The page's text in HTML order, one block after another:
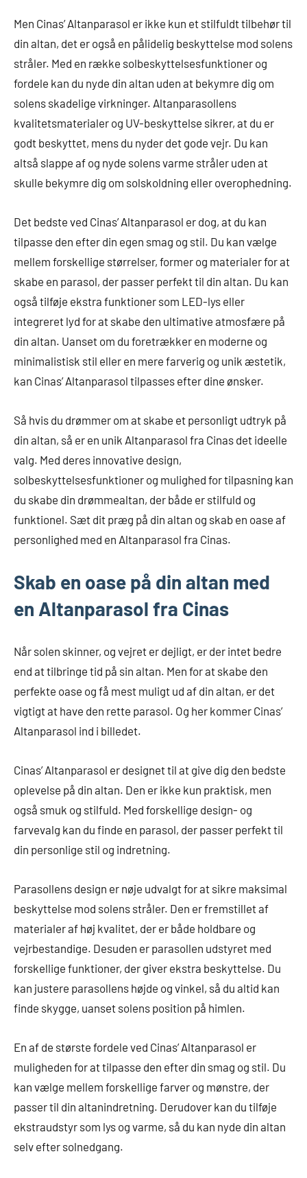
Men Cinas’ Altanparasol er ikke kun et stilfuldt tilbehør til
din altan, det er også en pålidelig beskyttelse mod solens
stråler. Med en række solbeskyttelsesfunktioner og
fordele kan du nyde din altan uden at bekymre dig om
solens skadelige virkninger. Altanparasollens
kvalitetsmaterialer og UV-beskyttelse sikrer, at du er
godt beskyttet, mens du nyder det gode vejr. Du kan
altså slappe af og nyde solens varme stråler uden at
skulle bekymre dig om solskoldning eller overophedning.
Det bedste ved Cinas’ Altanparasol er dog, at du kan
tilpasse den efter din egen smag og stil. Du kan vælge
mellem forskellige størrelser, former og materialer for at
skabe en parasol, der passer perfekt til din altan. Du kan
også tilføje ekstra funktioner som LED-lys eller
integreret lyd for at skabe den ultimative atmosfære på
din altan. Uanset om du foretrækker en moderne og
minimalistisk stil eller en mere farverig og unik æstetik,
kan Cinas’ Altanparasol tilpasses efter dine ønsker.
Så hvis du drømmer om at skabe et personligt udtryk på
din altan, så er en unik Altanparasol fra Cinas det ideelle
valg. Med deres innovative design,
solbeskyttelsesfunktioner og mulighed for tilpasning kan
du skabe din drømmealtan, der både er stilfuld og
funktionel. Sæt dit præg på din altan og skab en oase af
personlighed med en Altanparasol fra Cinas.
Skab en oase på din altan med
en Altanparasol fra Cinas
Når solen skinner, og vejret er dejligt, er der intet bedre
end at tilbringe tid på sin altan. Men for at skabe den
perfekte oase og få mest muligt ud af din altan, er det
vigtigt at have den rette parasol. Og her kommer Cinas’
Altanparasol ind i billedet.
Cinas’ Altanparasol er designet til at give dig den bedste
oplevelse på din altan. Den er ikke kun praktisk, men
også smuk og stilfuld. Med forskellige design- og
farvevalg kan du finde en parasol, der passer perfekt til
din personlige stil og indretning.
Parasollens design er nøje udvalgt for at sikre maksimal
beskyttelse mod solens stråler. Den er fremstillet af
materialer af høj kvalitet, der er både holdbare og
vejrbestandige. Desuden er parasollen udstyret med
forskellige funktioner, der giver ekstra beskyttelse. Du
kan justere parasollens højde og vinkel, så du altid kan
finde skygge, uanset solens position på himlen.
En af de største fordele ved Cinas’ Altanparasol er
muligheden for at tilpasse den efter din smag og stil. Du
kan vælge mellem forskellige farver og mønstre, der
passer til din altanindretning. Derudover kan du tilføje
ekstraudstyr som lys og varme, så du kan nyde din altan
selv efter solnedgang.